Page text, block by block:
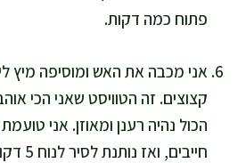
פתוח כמה דקות.
אני מכבה את האש ומוסיפה מיץ
קצוצים. זה הטוויסט שאני הכי
הכול נהיה רענן ומאוזן. אני